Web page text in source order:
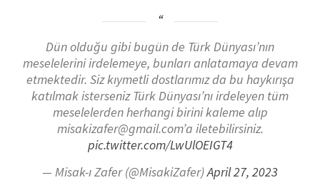
Dün olduğu gibi bugün de Türk Dünyası’nın
meselelerini irdelemeye, bunları anlatamaya devam
etmektedir. Siz kıymetli dostlarımız da bu haykırışa
katılmak isterseniz Türk Dünyası’nı irdeleyen tüm
meselelerden herhangi birini kaleme alıp
misakizafer@gmail.com’a iletebilirsiniz.
pic.twitter.com/LwUlOEIGT4
— Misak-ı Zafer (@MisakiZafer)April 27, 2023